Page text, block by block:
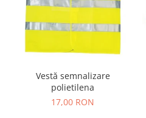
Vestă semnalizare
polietilena
17,00 RON